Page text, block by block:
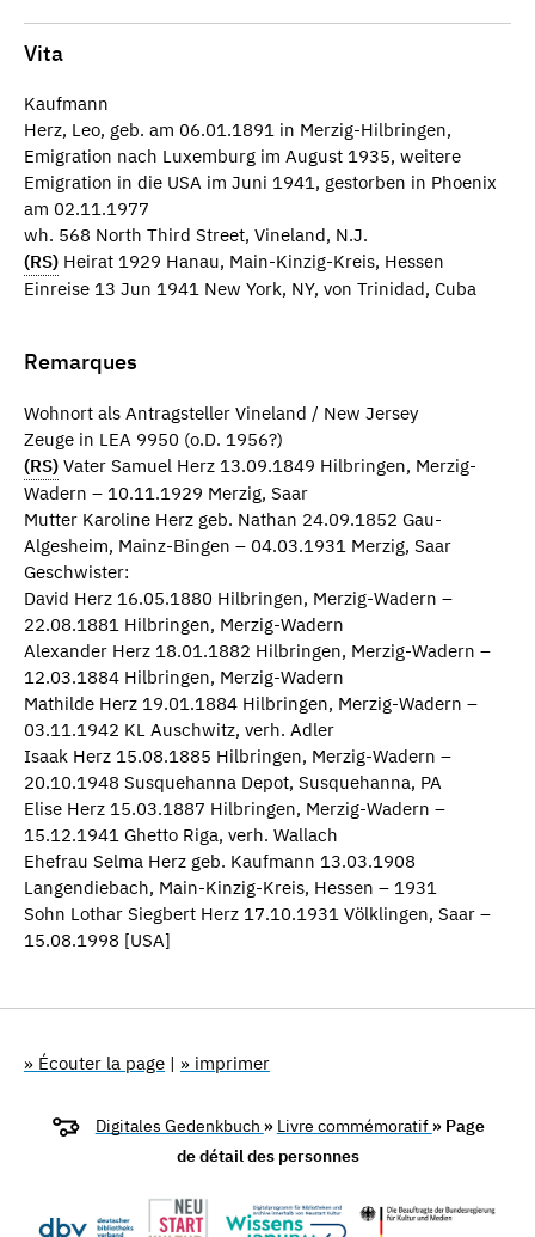
Vita
Kaufmann
Herz, Leo, geb. am 06.01.1891 in Merzig-Hilbringen,
Emigration nach Luxemburg im August 1935, weitere
Emigration in die USA im Juni 1941, gestorben in Phoenix
am 02.11.1977
wh. 568 North Third Street, Vineland, N.J.
(RS) Heirat 1929 Hanau, Main-Kinzig-Kreis, Hessen
Einreise 13 Jun 1941 New York, NY, von Trinidad, Cuba
Remarques
Wohnort als Antragsteller Vineland / New Jersey
Zeuge in LEA 9950 (o.D. 1956?)
(RS) Vater Samuel Herz 13.09.1849 Hilbringen, Merzig-
Wadern – 10.11.1929 Merzig, Saar
Mutter Karoline Herz geb. Nathan 24.09.1852 Gau-
Algesheim, Mainz-Bingen – 04.03.1931 Merzig, Saar
Geschwister:
David Herz 16.05.1880 Hilbringen, Merzig-Wadern –
22.08.1881 Hilbringen, Merzig-Wadern
Alexander Herz 18.01.1882 Hilbringen, Merzig-Wadern –
12.03.1884 Hilbringen, Merzig-Wadern
Mathilde Herz 19.01.1884 Hilbringen, Merzig-Wadern –
03.11.1942 KL Auschwitz, verh. Adler
Isaak Herz 15.08.1885 Hilbringen, Merzig-Wadern –
20.10.1948 Susquehanna Depot, Susquehanna, PA
Elise Herz 15.03.1887 Hilbringen, Merzig-Wadern –
15.12.1941 Ghetto Riga, verh. Wallach
Ehefrau Selma Herz geb. Kaufmann 13.03.1908
Langendiebach, Main-Kinzig-Kreis, Hessen – 1931
Sohn Lothar Siegbert Herz 17.10.1931 Völklingen, Saar –
15.08.1998 [USA]
» Écouter la page | » imprimer
Digitales Gedenkbuch » Livre commémoratif » Page
de détail des personnes